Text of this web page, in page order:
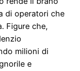
di operatori che
Figure che,
milioni di
e